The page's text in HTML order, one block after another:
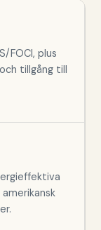
FOCI, plus
tillgång till